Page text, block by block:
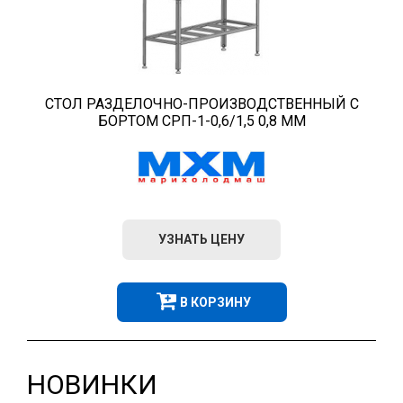
СТОЛ РАЗДЕЛОЧНО-ПРОИЗВОДСТВЕННЫЙ С
БОРТОМ СРП-1-0,6/1,5 0,8 ММ
УЗНАТЬ ЦЕНУ
В КОРЗИНУ
НОВИНКИ